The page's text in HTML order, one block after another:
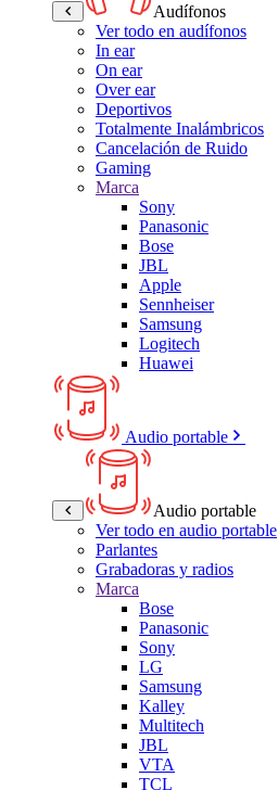
Audífonos
Ver todo en audífonos
In ear
On ear
Over ear
Deportivos
Totalmente Inalámbricos
Cancelación de Ruido
Gaming
Marca
Sony
Panasonic
Bose
JBL
Apple
Sennheiser
Samsung
Logitech
Huawei
Audio portable
Audio portable
Ver todo en audio portable
Parlantes
Grabadoras y radios
Marca
Bose
Panasonic
Sony
LG
Samsung
Kalley
Multitech
JBL
VTA
TCL